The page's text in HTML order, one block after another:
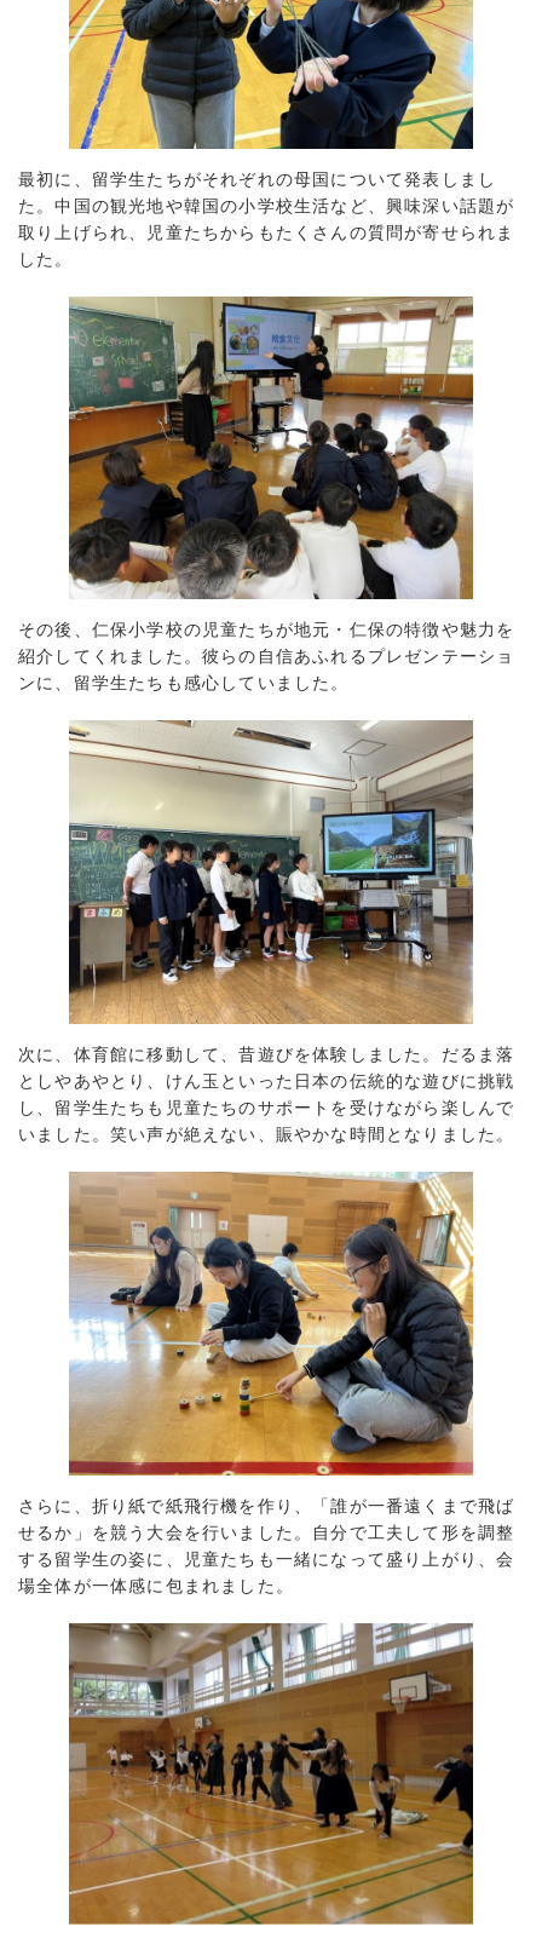
最初に、留学生たちがそれぞれの母国について発表しまし
た。中国の観光地や韓国の小学校生活など、興味深い話題が
取り上げられ、児童たちからもたくさんの質問が寄せられま
した。
その後、仁保小学校の児童たちが地元・仁保の特徴や魅力を
紹介してくれました。彼らの自信あふれるプレゼンテーショ
ンに、留学生たちも感心していました。
次に、体育館に移動して、昔遊びを体験しました。だるま落
としやあやとり、けん玉といった日本の伝統的な遊びに挑戦
し、留学生たちも児童たちのサポートを受けながら楽しんで
いました。笑い声が絶えない、賑やかな時間となりました。
さらに、折り紙で紙飛行機を作り、「誰が一番遠くまで飛ば
せるか」を競う大会を行いました。自分で工夫して形を調整
する留学生の姿に、児童たちも一緒になって盛り上がり、会
場全体が一体感に包まれました。